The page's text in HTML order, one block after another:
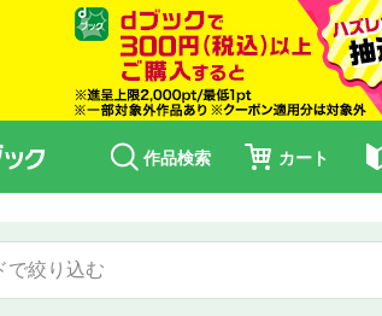
作品検索 カート